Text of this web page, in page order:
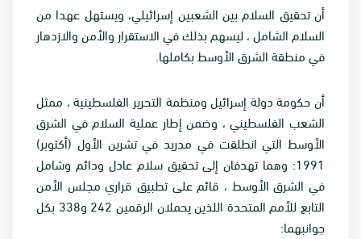
أن تحقيق السلام بين الشعبين إسرائيلي، ويستهل عهدا من
السلام الشامل ، ليسهم بذلك في الاستقرار والأمن والازدهار
في منطقة الشرق الأوسط بكاملها.
أن حكومة دولة إسرائيل ومنظمة التحرير الفلسطينية ، ممثل
الشعب الفلسطيني ، وضمن إطار عملية السلام في الشرق
الأوسط التي انطلقت في مدريد في تشرين الأول (أكتوبر)
1991: وهما تهدفان إلى تحقيق سلام عادل ودائم وشامل
في الشرق الأوسط ، قائم على تطبيق قراري مجلس الأمن
التابع للأمم المتحدة اللذين يحملان الرقمين 242 و338 بكل
جوانبهما: